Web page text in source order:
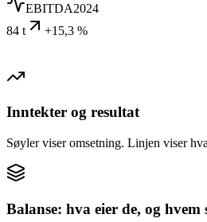
EBITDA2024
84 t
+15,3 %
Inntekter og resultat
Søyler viser omsetning. Linjen viser
Balanse: hva eier de, og hvem